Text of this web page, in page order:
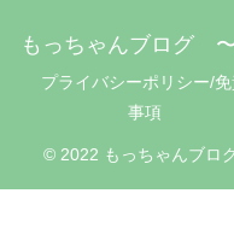
もっちゃんブログ
プライバシーポリシー/
事項
© 2022 もっちゃんブロ